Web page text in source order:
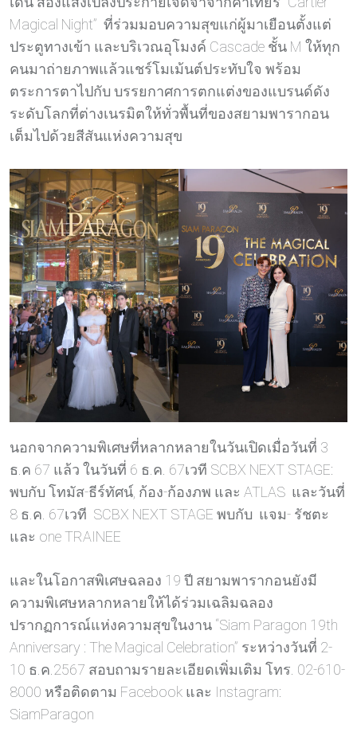
Magical Night” ที่ร่วมมอบความสุขแก่ผู้มาเยือนตั้งแต่
ประตูทางเข้า และบริเวณอุโมงค์ Cascade ชั้น M ให้ทุก
คนมาถ่ายภาพแล้วแชร์โมเม้นต์ประทับใจ พร้อม
ตระการตาไปกับ บรรยกาศการตกแต่งของแบรนด์ดัง
ระดับโลกที่ต่างเนรมิตให้ทั่วพื้นที่ของสยามพารากอน
เต็มไปด้วยสีสันแห่งความสุข
นอกจากความพิเศษที่หลากหลายในวันเปิดเมื่อวันที่ 3
ธ.ค 67 แล้ว ในวันที่ 6 ธ.ค. 67เวที SCBX NEXT STAGE:
พบกับ โทมัส-ธีร์ทัศน์, ก้อง-ก้องภพ และ ATLAS และวันที่
8 ธ.ค. 67เวที SCBX NEXT STAGE พบกับ แจม- รัชตะ
และ one TRAINEE
และในโอกาสพิเศษฉลอง 19 ปี สยามพารากอนยังมี
ความพิเศษหลากหลายให้ได้ร่วมเฉลิมฉลอง
ปรากฏการณ์แห่งความสุขในงาน “Siam Paragon 19th
Anniversary : The Magical Celebration” ระหว่างวันที่ 2-
10 ธ.ค.2567 สอบถามรายละเอียดเพิ่มเติม โทร. 02-610-
8000 หรือติดตาม Facebook และ Instagram:
SiamParagon